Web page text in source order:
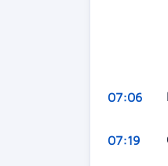
07:06
07:19